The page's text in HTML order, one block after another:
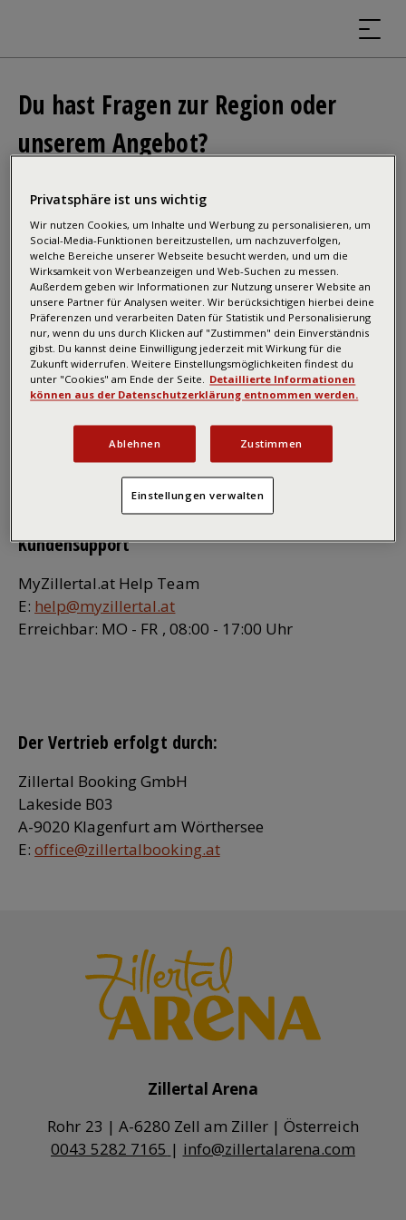
Du hast Fragen zur Region oder
unserem Angebot?
Partner
Zillertal Arena
Zeller Bergbahnen Zillertal GmbH & Co KG
Rohr 23
A-6280 Zell am Ziller
T: +43 5282 7165
E:info@zillertalarena.com
Du hast Fragen zu deiner Bestellung
oder Stornierung?
Kundensupport
MyZillertal.at Help Team
E: help@myzillertal.at
Erreichbar: MO - FR , 08:00 - 17:00 Uhr
Der Vertrieb erfolgt durch:
Zillertal Booking GmbH
Lakeside B03
A-9020 Klagenfurt am Wörthersee
E:office@zillertalbooking.at
Zillertal Arena
0043 5282 7165 | info@zillertalarena.com
Privatsphäre ist uns wichtig
Wir nutzen Cookies, um Inhalte und Werbung zu personalisieren, um
Social-Media-Funktionen bereitzustellen, um nachzuverfolgen,
welche Bereiche unserer Webseite besucht werden, und um die
Wirksamkeit von Werbeanzeigen und Web-Suchen zu messen.
Außerdem geben wir Informationen zur Nutzung unserer Website an
unsere Partner für Analysen weiter. Wir berücksichtigen hierbei deine
Präferenzen und verarbeiten Daten für Statistik und Personalisierung
nur, wenn du uns durch Klicken auf "Zustimmen" dein Einverständnis
gibst. Du kannst deine Einwilligung jederzeit mit Wirkung für die
Zukunft widerrufen. Weitere Einstellungsmöglichkeiten findest du
unter "Cookies" am Ende der Seite. Detaillierte Informationen
können aus der Datenschutzerklärung entnommen werden.
Ablehnen Zustimmen
Einstellungen verwalten